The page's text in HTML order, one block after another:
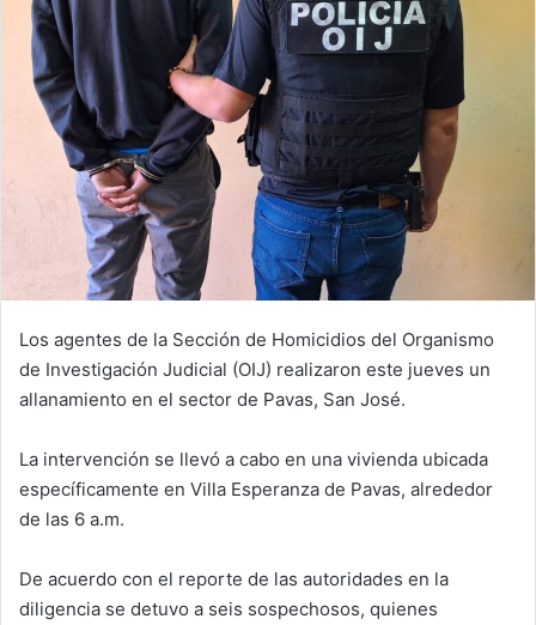
Los agentes de la Sección de Homicidios del Organismo
de Investigación Judicial (OIJ) realizaron este jueves un
allanamiento en el sector de Pavas, San José.
La intervención se llevó a cabo en una vivienda ubicada
específicamente en Villa Esperanza de Pavas, alrededor
de las 6 a.m.
De acuerdo con el reporte de las autoridades en la
diligencia se detuvo a seis sospechosos, quienes